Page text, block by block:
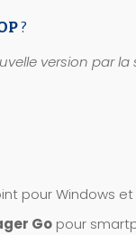
?
version par la
pour Windows
Gopour